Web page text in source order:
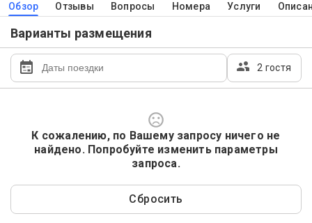
Обзор Отзывы Вопросы Номера Услуги
Варианты размещения
2 гостя
К сожалению, по Вашему запросу ничего не
найдено. Попробуйте изменить параметры
запроса.
Сбросить